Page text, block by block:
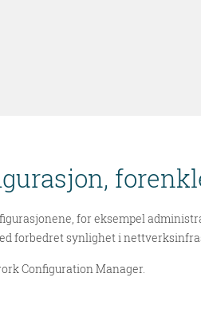
for eksempel
forbedret synlighet i
Configuration Manager.